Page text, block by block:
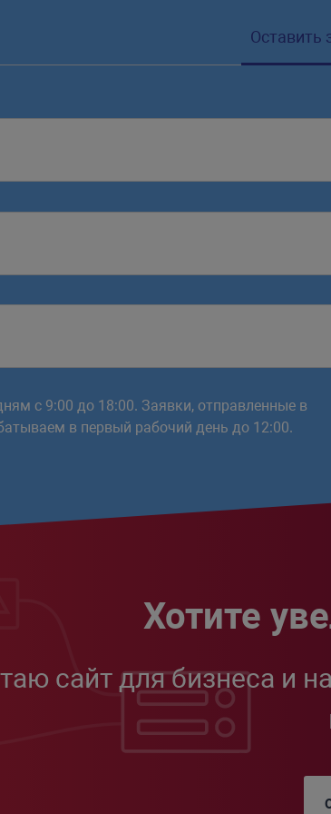
Оставить
с 9:00 до 18:00. Заявки, отправленные в
в первый рабочий день до 12:00.
Хотите
сайт для бизнеса и